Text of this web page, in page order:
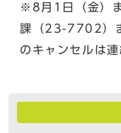
※8月1日（金）
課（23-7702）
のキャンセルは連